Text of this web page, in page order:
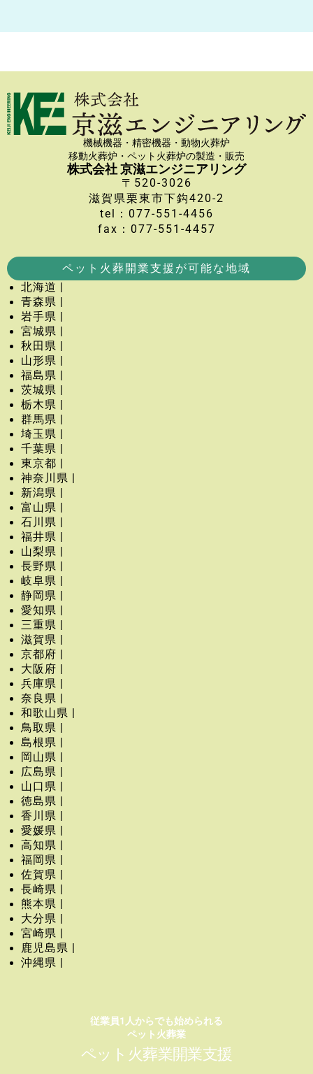
機械機器・精密機器・動物火葬炉
移動火葬炉・ペット火葬炉の製造・販売
株式会社 京滋エンジニアリング
〒520-3026
滋賀県栗東市下鈎420-2
tel：077-551-4456
fax：077-551-4457
ペット火葬開業支援が可能な地域
北海道 |
青森県 |
岩手県 |
宮城県 |
秋田県 |
山形県 |
福島県 |
茨城県 |
栃木県 |
群馬県 |
埼玉県 |
千葉県 |
東京都 |
神奈川県 |
新潟県 |
富山県 |
石川県 |
福井県 |
山梨県 |
長野県 |
岐阜県 |
静岡県 |
愛知県 |
三重県 |
滋賀県 |
京都府 |
大阪府 |
兵庫県 |
奈良県 |
和歌山県 |
鳥取県 |
島根県 |
岡山県 |
広島県 |
山口県 |
徳島県 |
香川県 |
愛媛県 |
高知県 |
福岡県 |
佐賀県 |
長崎県 |
熊本県 |
大分県 |
宮崎県 |
鹿児島県 |
沖縄県 |
従業員1人からでも始められる
ペット火葬業
ペット火葬業開業支援